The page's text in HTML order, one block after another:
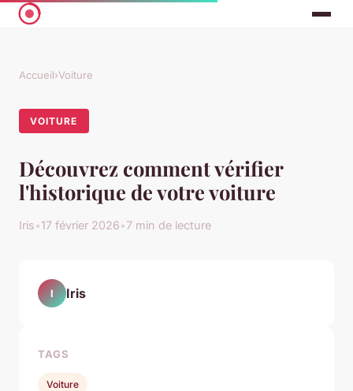
Accueil›Voiture
VOITURE
Découvrez comment vérifier
l'historique de votre voiture
Iris•17 février 2026•7 min de lecture
I Iris
TAGS
Voiture